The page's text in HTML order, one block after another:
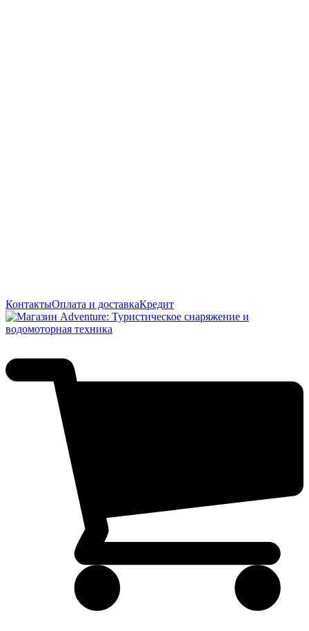
КонтактыОплата и доставкаКредит